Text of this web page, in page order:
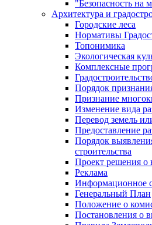
"Безопасность на
Архитектура и
Городские леса
Нормативы
Топонимика
Экологическая
Комплексные
Порядок
Признание
Изменение вида
Перевод земель
Предоставление
Порядок
строительства
Проект решения о
Реклама
Информационное
Генеральный План
Положение о
Постановления о